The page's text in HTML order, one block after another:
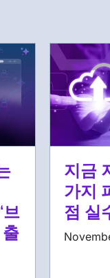
브
지금
가지
점 실